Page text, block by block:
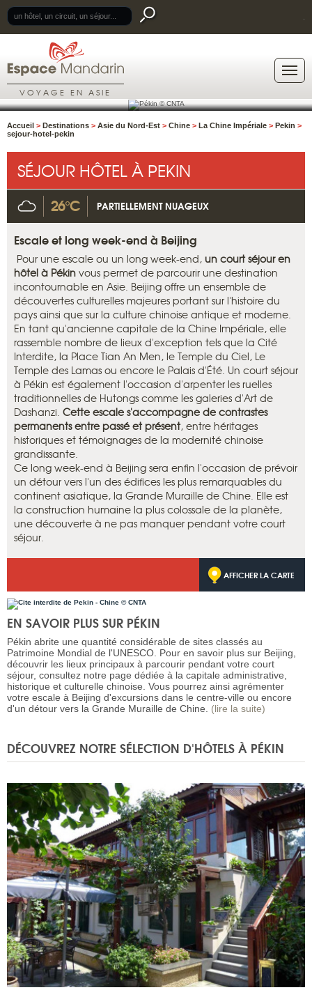
VOYAGE EN ASIE
Accueil > Destinations > Asie du Nord-Est > Chine > La Chine Impériale > Pekin >
sejour-hotel-pekin
SÉJOUR HÔTEL À PEKIN
26°C PARTIELLEMENT NUAGEUX
Escale et long week-end à Beijing
Pour une escale ou un long week-end, un court séjour en
hôtel à Pékin vous permet de parcourir une destination
incontournable en Asie. Beijing offre un ensemble de
découvertes culturelles majeures portant sur l'histoire du
pays ainsi que sur la culture chinoise antique et moderne.
En tant qu'ancienne capitale de la Chine Impériale, elle
rassemble nombre de lieux d'exception tels que la Cité
Interdite, la Place Tian An Men, le Temple du Ciel, Le
Temple des Lamas ou encore le Palais d'Été. Un court séjour
à Pékin est également l'occasion d'arpenter les ruelles
traditionnelles de Hutongs comme les galeries d'Art de
Dashanzi. Cette escale s'accompagne de contrastes
permanents entre passé et présent, entre héritages
historiques et témoignages de la modernité chinoise
grandissante.
Ce long week-end à Beijing sera enfin l'occasion de prévoir
un détour vers l'un des édifices les plus remarquables du
continent asiatique, la Grande Muraille de Chine. Elle est
la construction humaine la plus colossale de la planète,
une découverte à ne pas manquer pendant votre court
séjour.
AFFICHER LA CARTE
EN SAVOIR PLUS SUR PÉKIN
Pékin abrite une quantité considérable de sites classés au
Patrimoine Mondial de l'UNESCO. Pour en savoir plus sur Beijing,
découvrir les lieux principaux à parcourir pendant votre court
séjour, consultez notre page dédiée à la capitale administrative,
historique et culturelle chinoise. Vous pourrez ainsi agrémenter
votre escale à Beijing d'excursions dans le centre-ville ou encore
d'un détour vers la Grande Muraille de Chine. (lire la suite)
DÉCOUVREZ NOTRE SÉLECTION D'HÔTELS À PÉKIN